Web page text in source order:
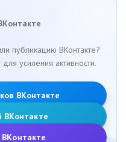
публикацию ВКонтакте?
усиления активности.
ВКонтакте
ВКонтакте
ВКонтакте